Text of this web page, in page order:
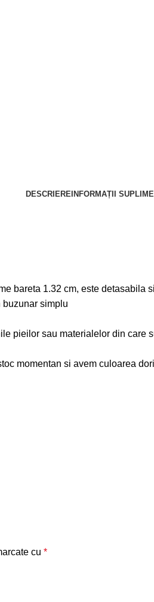
DESCRIERE INFORMAȚII
bareta 1.32 cm, este detasabila
buzunar simplu
pieilor sau materialelor din
momentan si avem culoarea
cu *